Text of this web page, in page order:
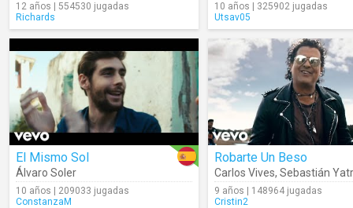
12 años | 554530 jugadas
Richards
10 años | 325902 jugadas
Utsav05
El Mismo Sol
Álvaro Soler
10 años | 209033 jugadas
ConstanzaM
Robarte Un Beso
Carlos Vives, Sebastián
9 años | 148964 jugadas
Cristin2